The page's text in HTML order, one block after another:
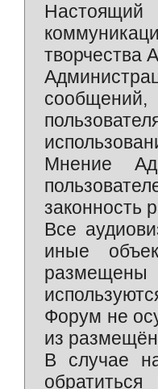
творчества
Мнение
законность
Все
иные
размещены
Форум не
из
В случае